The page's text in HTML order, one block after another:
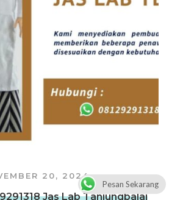
20, 2024
Jas Lab Tanjungbalai
Pesan Sekarang